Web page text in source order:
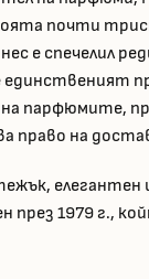
почти
е спечелил
единственият
парфюмите,
право на
елегантен
през 1979 г.,